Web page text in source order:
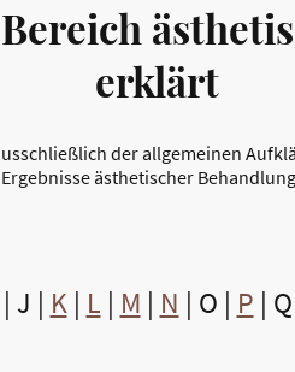
erklärt
der allgemeinen
ästhetischer
| J | K| L | M | N | O | P |